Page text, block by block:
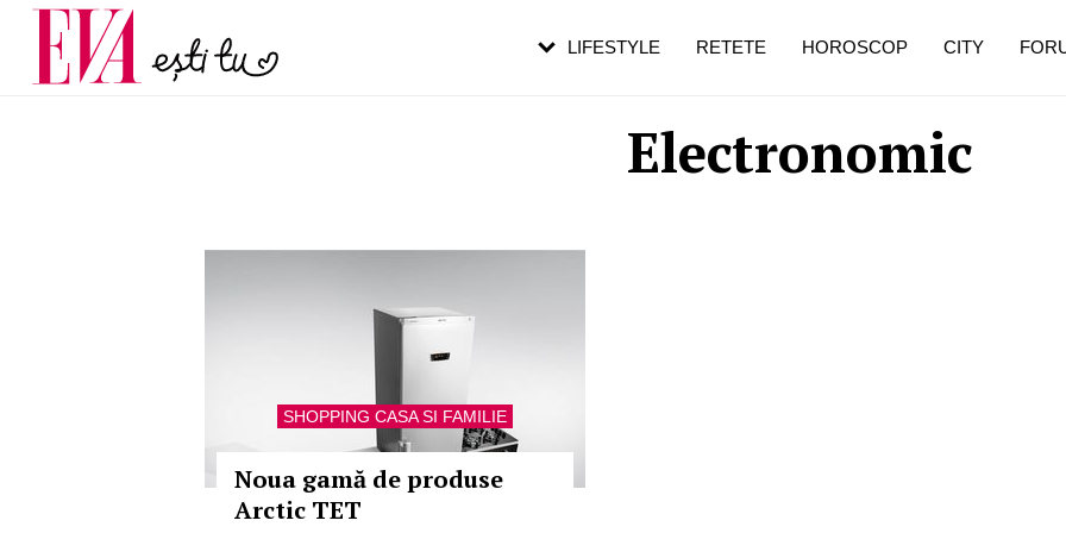
Electronomic
SHOPPING CASA SI FAMILIE
Noua gamă de produse
Arctic TET
LIFESTYLE RETETE HOROSCOP CITY
Carieră
Actualitate
pe măsură ce înaintezi în vârstă